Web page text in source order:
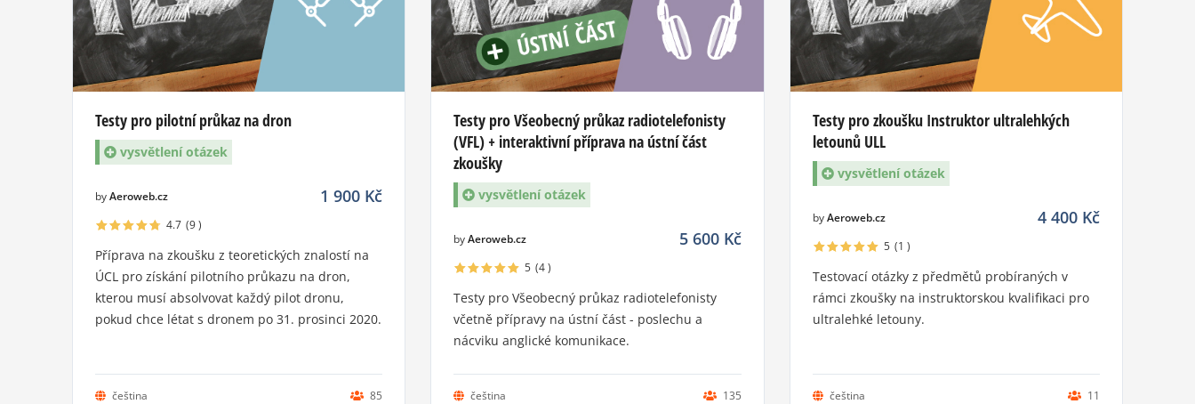
Testy pro pilotní průkaz na dron
vysvětlení otázek
byAeroweb.cz 1 900 Kč
4.7 (9)
Příprava na zkoušku z teoretických znalostí na
ÚCL pro získání pilotního průkazu na dron,
kterou musí absolvovat každý pilot dronu,
pokud chce létat s dronem po 31. prosinci 2020.
čeština 85
Testy pro Všeobecný průkaz radiotelefonisty
(VFL) + interaktivní příprava na ústní část
zkoušky
vysvětlení otázek
byAeroweb.cz 5 600 Kč
5 (4)
Testy pro Všeobecný průkaz radiotelefonisty
včetně přípravy na ústní část - poslechu a
nácviku anglické komunikace.
čeština 135
Testy pro zkoušku Instruktor ultralehkých
letounů ULL
vysvětlení otázek
byAeroweb.cz 4 400 Kč
5 (1 )
Testovací otázky z předmětů probíraných v
rámci zkoušky na instruktorskou kvalifikaci pro
ultralehké letouny.
čeština 11